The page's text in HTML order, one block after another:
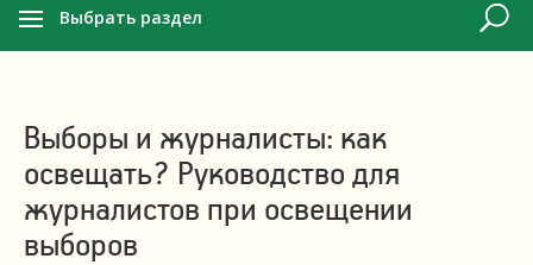
Выбрать раздел
Выборы и журналисты: как
освещать? Руководство для
журналистов при освещении
выборов